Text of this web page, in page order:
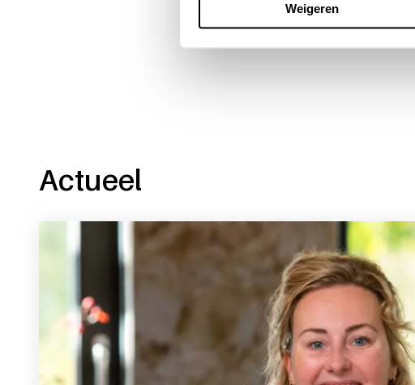
Weigeren
Deel dit bericht via:
Actueel